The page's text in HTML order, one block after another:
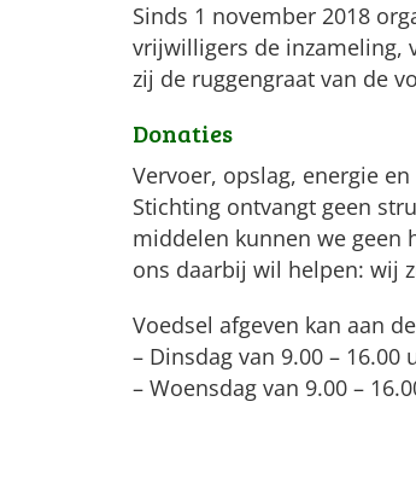
Sinds 1 november 2018
vrijwilligers de inzameling,
zij de ruggengraat van de
Donaties
Vervoer, opslag, energie
Stichting ontvangt geen
middelen kunnen we geen
ons daarbij wil helpen: wij
Voedsel afgeven kan aan
– Dinsdag van 9.00 – 16.00
– Woensdag van 9.00 –